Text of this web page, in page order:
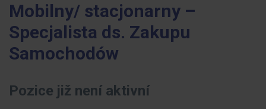
Mobilny/ stacjonarny –
Specjalista ds. Zakupu
Samochodów
Pozice již není aktivní